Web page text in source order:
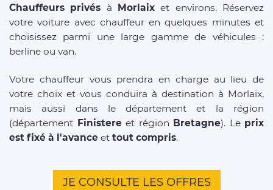
Chauffeurs privés à Morlaix et environs. Réservez
votre voiture avec chauffeur en quelques minutes et
choisissez parmi une large gamme de véhicules :
berline ou van.
Votre chauffeur vous prendra en charge au lieu de
votre choix et vous conduira à destination à Morlaix,
mais aussi dans le département et la région
(département Finistereet région Bretagne). Le prix
est fixé à l'avance et tout compris.
JE CONSULTE LES OFFRES